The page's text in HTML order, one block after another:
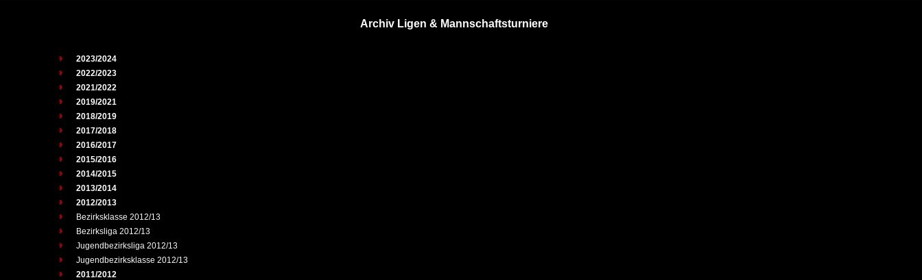
Archiv Ligen & Mannschaftsturniere
2023/2024
2022/2023
2021/2022
2019/2021
2018/2019
2017/2018
2016/2017
2015/2016
2014/2015
2013/2014
2012/2013
Bezirksklasse 2012/13
Bezirksliga 2012/13
Jugendbezirksliga 2012/13
Jugendbezirksklasse 2012/13
2011/2012